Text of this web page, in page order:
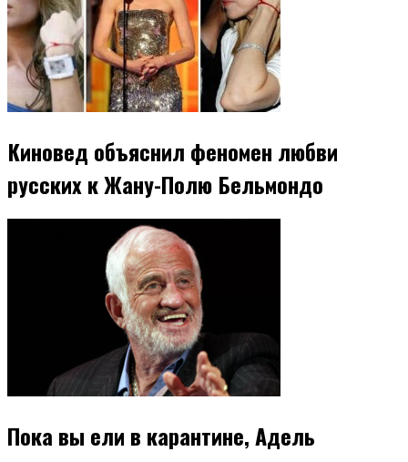
Киновед объяснил феномен любви
русских к Жану-Полю Бельмондо
Пока вы ели в карантине, Адель